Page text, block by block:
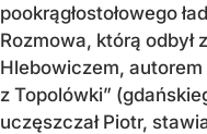
pookrągłostołowego
Rozmowa, którą odbył
Hlebowiczem,
z Topolówki”
uczęszczał Piotr,